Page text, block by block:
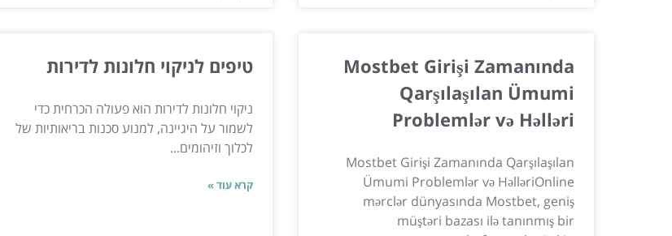
Mostbet Girişi Zamanında
Qarşılaşılan Ümumi
Problemlər və Həlləri
Mostbet Girişi Zamanında Qarşılaşılan
Ümumi Problemlər və HəlləriOnline
mərclər dünyasında Mostbet, geniş
müştəri bazası ilə tanınmış bir
טיפים לניקוי חלונות לדירות
ניקוי חלונות לדירות הוא פעולה הכרחית כדי
לשמור על היגיינה, למנוע סכנות בריאותיות של
לכלוך וזיהומים...
קרא עוד »